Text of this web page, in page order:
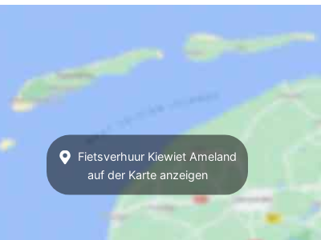
Fietsverhuur Kiewiet Ameland
auf der Karte anzeigen